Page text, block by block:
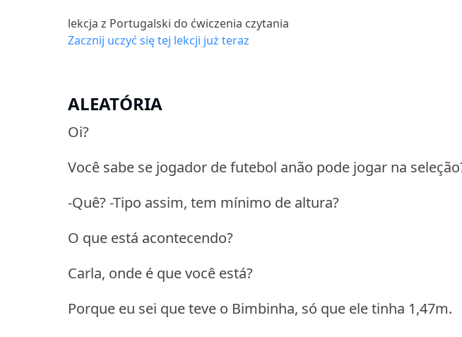
lekcja z Portugalski do ćwiczenia czytania
Zacznij uczyć się tej lekcji już teraz
ALEATÓRIA
Oi?
Você sabe se jogador de futebol anão pode jogar na
-Quê? -Tipo assim, tem mínimo de altura?
O que está acontecendo?
Carla, onde é que você está?
Porque eu sei que teve o Bimbinha, só que ele tinha 1,47m.